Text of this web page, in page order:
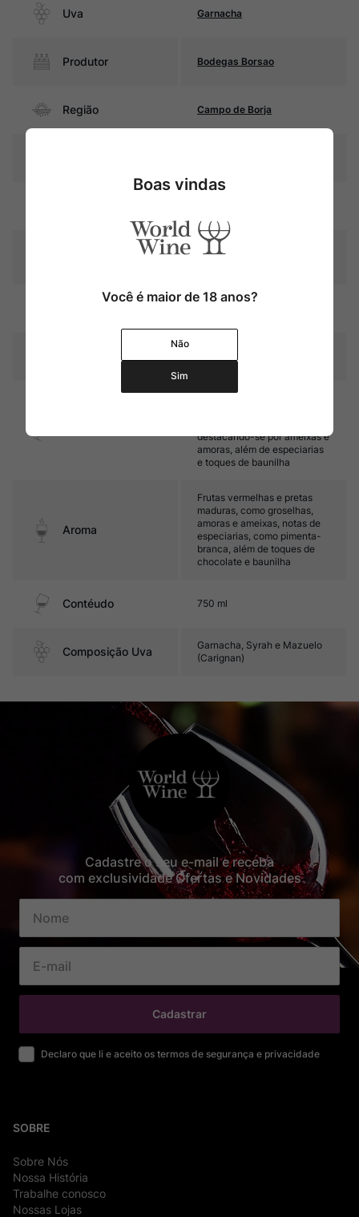
Uva Garnacha
Produtor Bodegas Borsao
Região Campo de Borja
Graduação Alcóoli
15,5%
12 meses em barricas de
Temperatura 16oC – 18oC
destacando-se por ameixas e
amoras, além de especiarias
e toques de baunilha
Aroma
Frutas vermelhas e pretas
maduras, como groselhas,
amoras e ameixas, notas de
especiarias, como pimenta-
branca, além de toques de
chocolate e baunilha
Contéudo 750 ml
Composição Uva
Garnacha, Syrah e Mazuelo
(Carignan)
Cadastre o seu e-mail e receba
com exclusividade Ofertas e Novidades
Cadastrar
Declaro que li e aceito os termos de segurança e privacidade
SOBRE
Sobre Nós
Nossa História
Trabalhe conosco
Nossas Lojas
Boas vindas
Você é maior de 18 anos?
Não
Sim